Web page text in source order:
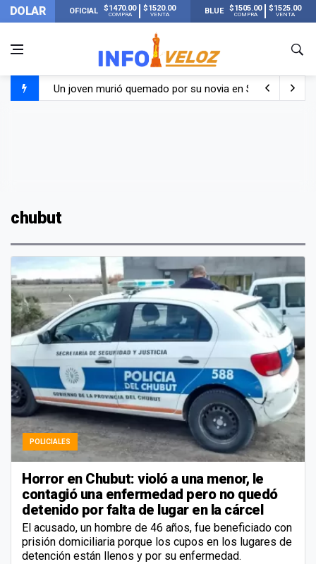
DOLAR OFICIAL $1470.00
COMPRA
$1520.00
VENTA BLUE $1505.00
COMPRA
$1525.00
VENTA
Un joven murió quemado por su novia en San Luis:
chubut
POLICIALES
Horror en Chubut: violó a una menor, le
contagió una enfermedad pero no quedó
detenido por falta de lugar en la cárcel
El acusado, un hombre de 46 años, fue beneficiado con
prisión domiciliaria porque los cupos en los lugares de
detención están llenos y por su enfermedad.